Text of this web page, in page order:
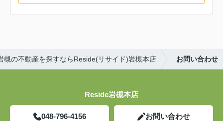
槻の不動産を探すならReside(リサイド)岩槻本店 お問い合わせ
Reside岩槻本店
048-796-4156 お問い合わせ